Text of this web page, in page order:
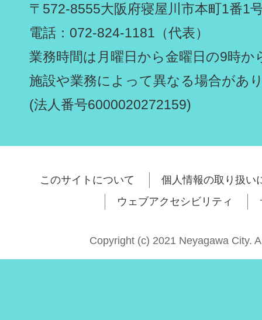
〒572-8555大阪府寝屋川市本町1番1
電話：072-824-1181（代表）
業務時間は月曜日から金曜日の9時か
施設や業務によって異なる場合があ
(法人番号6000020272159)
このサイトについて
個人情報の取り扱い
ウェブアクセシビリティ
Copyright (c) 2021 Neyagawa City.